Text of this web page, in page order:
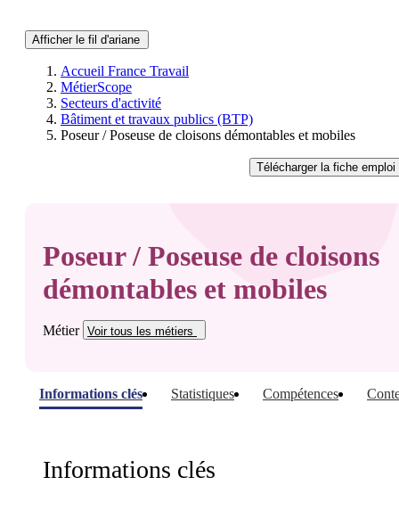
Afficher le fil d'ariane
Accueil France Travail
MétierScope
Secteurs d'activité
Bâtiment et travaux publics (BTP)
Poseur / Poseuse de cloisons démontables et mobiles
Télécharger la fiche emploi
Poseur / Poseuse de cloisons
démontables et mobiles
Métier Voir tous les métiers
Informations clés Statistiques Compétences
Informations clés